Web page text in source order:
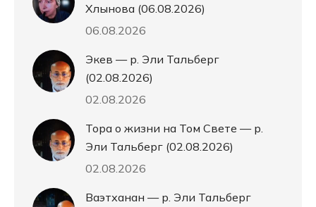
Хлынова (06.08.2026)
06.08.2026
Экев — р. Эли Тальберг
(02.08.2026)
02.08.2026
Тора о жизни на Том Свете — р.
Эли Тальберг (02.08.2026)
02.08.2026
Ваэтханан — р. Эли Тальберг